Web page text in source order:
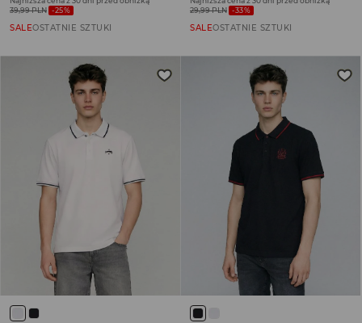
39,99 PLN -25%
SALEOSTATNIE SZTUKI
29,99 PLN -33%
SALEOSTATNIE SZTUKI